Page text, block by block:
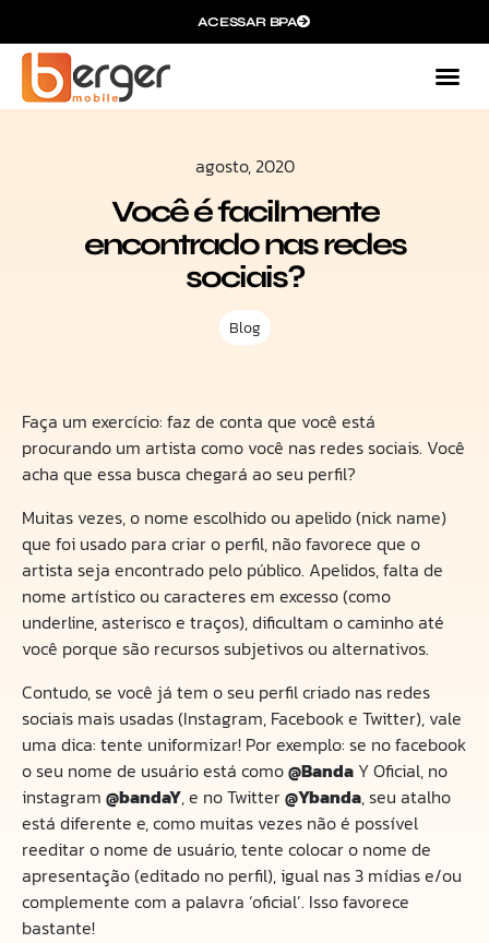
ACESSAR BPA
agosto, 2020
Você é facilmente
encontrado nas redes
sociais?
Blog
Faça um exercício: faz de conta que você está
procurando um artista como você nas redes sociais. Você
acha que essa busca chegará ao seu perfil?
Muitas vezes, o nome escolhido ou apelido (nick name)
que foi usado para criar o perfil, não favorece que o
artista seja encontrado pelo público. Apelidos, falta de
nome artístico ou caracteres em excesso (como
underline, asterisco e traços), dificultam o caminho até
você porque são recursos subjetivos ou alternativos.
Contudo, se você já tem o seu perfil criado nas redes
sociais mais usadas (Instagram, Facebook e Twitter), vale
uma dica: tente uniformizar! Por exemplo: se no facebook
o seu nome de usuário está como@Banda Y Oficial, no
instagram @bandaY, e no Twitter@Ybanda, seu atalho
está diferente e, como muitas vezes não é possível
reeditar o nome de usuário, tente colocar o nome de
apresentação (editado no perfil), igual nas 3 mídias e/ou
complemente com a palavra ‘oficial’. Isso favorece
bastante!